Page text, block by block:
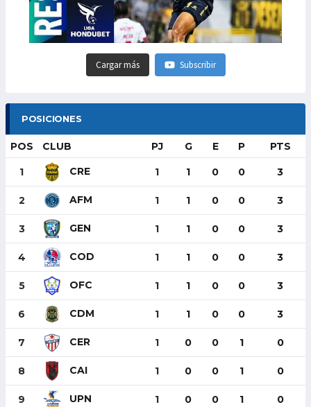
Cargar más Subscribir
POSICIONES
POS CLUB PJ G E P PTS
1 CRE 1 1 0 0 3
2 AFM 1 1 0 0 3
3 GEN 1 1 0 0 3
4 COD 1 1 0 0 3
5 OFC 1 1 0 0 3
6 CDM 1 1 0 0 3
7 CER 1 0 0 1 0
8 CAI 1 0 0 1 0
9 UPN 1 0 0 1 0